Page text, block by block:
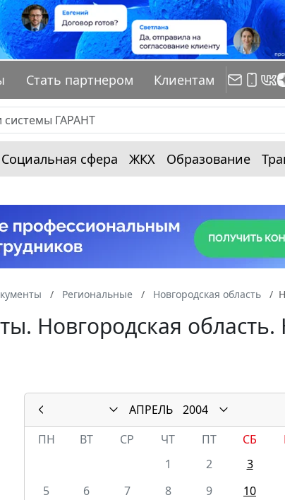
Стать партнером Клиентам
Социальная сфера ЖКХ Образование
Региональные Новгородская область
Новгородская
АПРЕЛЬ
2004
ПН
ВТ СР ЧТ ПТ СБ
1
2 3
5
6 7 8 9 10